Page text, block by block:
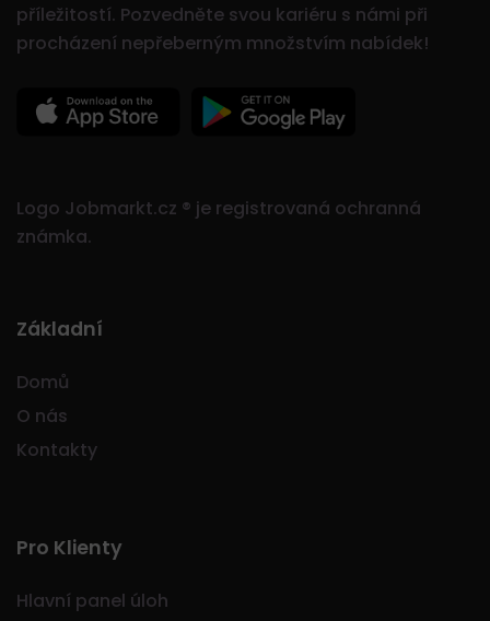
příležitostí. Pozvedněte svou kariéru s námi při
procházení nepřeberným množstvím nabídek!
Logo Jobmarkt.cz ® je registrovaná ochranná
známka.
Základní
Domů
O nás
Kontakty
Pro Klienty
Hlavní panel úloh